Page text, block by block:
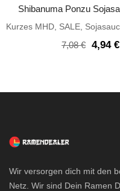
Shibanuma Ponzu
Kurzes MHD SALE
7,08€ 4,94 €
Wir versorgen dich mit den
Netz. Wir sind Dein Ramen